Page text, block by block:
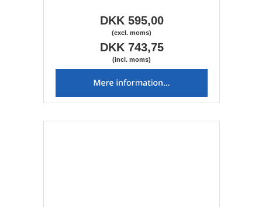
DKK 595,00
(excl. moms)
DKK 743,75
(incl. moms)